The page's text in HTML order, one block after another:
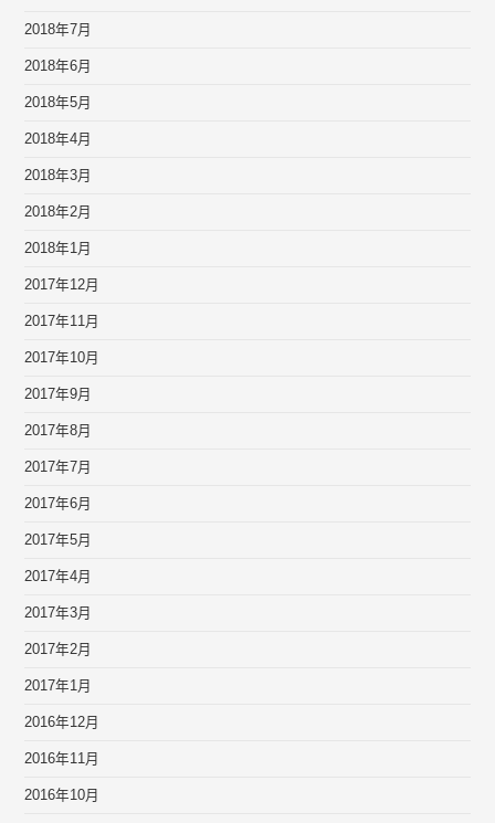
2018年7月
2018年6月
2018年5月
2018年4月
2018年3月
2018年2月
2018年1月
2017年12月
2017年11月
2017年10月
2017年9月
2017年8月
2017年7月
2017年6月
2017年5月
2017年4月
2017年3月
2017年2月
2017年1月
2016年12月
2016年11月
2016年10月